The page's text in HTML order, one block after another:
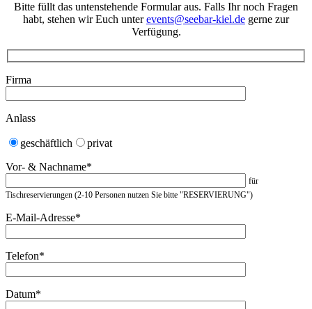
Bitte füllt das untenstehende Formular aus. Falls Ihr noch Fragen
habt, stehen wir Euch unterevents@seebar-kiel.de gerne zur
Verfügung.
Firma
Anlass
geschäftlich
privat
Vor- & Nachname*
für
Tischreservierungen (2-10 Personen nutzen Sie bitte "RESERVIERUNG")
E-Mail-Adresse*
Telefon*
Datum*